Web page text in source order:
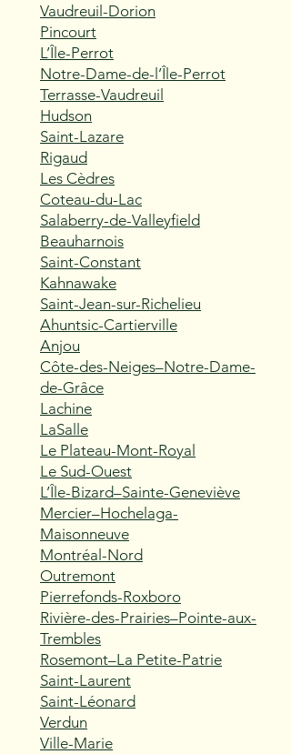
Vaudreuil-Dorion
Pincourt
L’Île-Perrot
Notre-Dame-de-l’Île-Perrot
Terrasse-Vaudreuil
Hudson
Saint-Lazare
Rigaud
Les Cèdres
Coteau-du-Lac
Salaberry-de-Valleyfield
Beauharnois
Saint-Constant
Kahnawake
Saint-Jean-sur-Richelieu
Ahuntsic-Cartierville
Anjou
Côte-des-Neiges–Notre-Dame-
de-Grâce
Lachine
LaSalle
Le Plateau-Mont-Royal
Le Sud-Ouest
L’Île-Bizard–Sainte-Geneviève
Mercier–Hochelaga-
Maisonneuve
Montréal-Nord
Outremont
Pierrefonds-Roxboro
Rivière-des-Prairies–Pointe-aux-
Trembles
Rosemont–La Petite-Patrie
Saint-Laurent
Saint-Léonard
Verdun
Ville-Marie